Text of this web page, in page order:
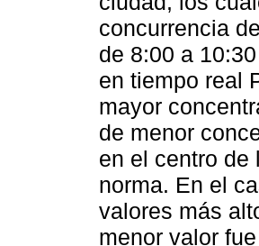
concurrencia
de 8:00 a
en tiempo real
mayor
de menor
en el centro de
norma. En el
valores más
menor valor